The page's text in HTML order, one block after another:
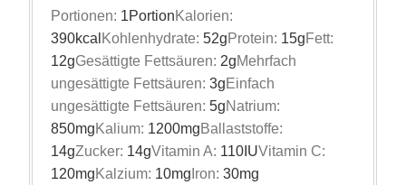
Portionen: 1PortionKalorien:
390kcal Kohlenhydrate: 52gProtein: 15gFett:
12gGesättigte Fettsäuren: 2gMehrfach
ungesättigte Fettsäuren: 3gEinfach
ungesättigte Fettsäuren: 5gNatrium:
850mgKalium: 1200mgBallaststoffe:
14gZucker: 14gVitamin A: 110 IUVitamin C:
120mgKalzium: 10mg Iron: 30mg